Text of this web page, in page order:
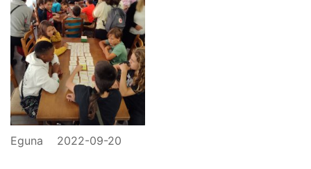
Eguna 2022-09-20